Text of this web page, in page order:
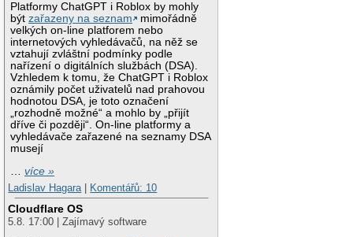
Platformy ChatGPT i Roblox by mohly
býtzařazeny na seznam
mimořádně
velkých on-line platforem nebo
internetových vyhledávačů, na něž se
vztahují zvláštní podmínky podle
nařízení o digitálních službách (DSA).
Vzhledem k tomu, že ChatGPT i Roblox
oznámily počet uživatelů nad prahovou
hodnotou DSA, je toto označení
„rozhodně možné“ a mohlo by „přijít
dříve či později“. On-line platformy a
vyhledávače zařazené na seznamy DSA
musejí
…více »
Ladislav Hagara| Komentářů: 10
Cloudflare OS
5.8. 17:00 | Zajímavý software